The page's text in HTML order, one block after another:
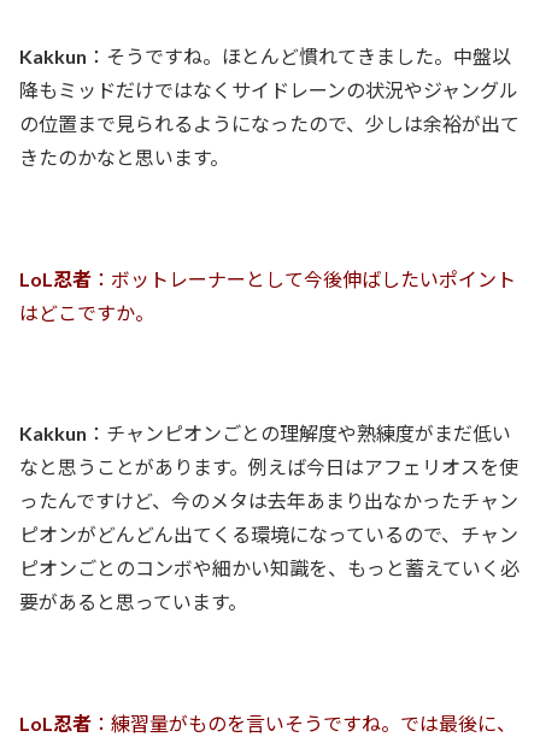
Kakkun ：そうですね。ほとんど慣れてきました。中盤以
降もミッドだけではなくサイドレーンの状況やジャングル
の位置まで見られるようになったので、少しは余裕が出て
きたのかなと思います。
LoL忍者 ：ボットレーナーとして今後伸ばしたいポイント
はどこですか。
Kakkun ：チャンピオンごとの理解度や熟練度がまだ低い
なと思うことがあります。例えば今日はアフェリオスを使
ったんですけど、今のメタは去年あまり出なかったチャン
ピオンがどんどん出てくる環境になっているので、チャン
ピオンごとのコンボや細かい知識を、もっと蓄えていく必
要があると思っています。
LoL忍者 ：練習量がものを言いそうですね。では最後に、